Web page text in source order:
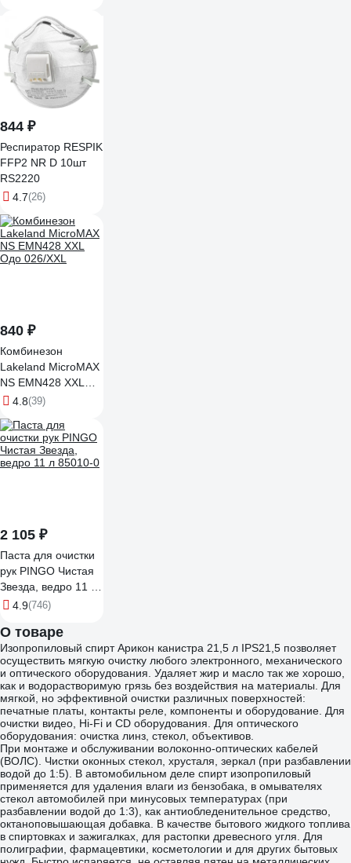
844 ₽
Респиратор RESPIK
FFP2 NR D 10шт
RS2220
4.7(26)
840 ₽
Комбинезон
Lakeland MicroMAX
NS EMN428 ХXL
Одо 026/ХXL
4.8(39)
2 105 ₽
Паста для очистки
рук PINGO Чистая
Звезда, ведро 11 л
85010-0
4.9(746)
О товаре
Изопропиловый спирт Арикон канистра 21,5 л IPS21,5 позволяет
осуществить мягкую очистку любого электронного, механического
и оптического оборудования. Удаляет жир и масло так же хорошо,
как и водорастворимую грязь без воздействия на материалы. Для
мягкой, но эффективной очистки различных поверхностей:
печатные платы, контакты реле, компоненты и оборудование. Для
очистки видео, Hi-Fi и CD оборудования. Для оптического
оборудования: очистка линз, стекол, объективов.
При монтаже и обслуживании волоконно-оптических кабелей
(ВОЛС). Чистки оконных стекол, хрусталя, зеркал (при разбавлении
водой до 1:5). В автомобильном деле спирт изопропиловый
применяется для удаления влаги из бензобака, в омывателях
стекол автомобилей при минусовых температурах (при
разбавлении водой до 1:3), как антиобледенительное средство,
октаноповышающая добавка. В качестве бытового жидкого топлива
в спиртовках и зажигалках, для растопки древесного угля. Для
полиграфии, фармацевтики, косметологии и для других бытовых